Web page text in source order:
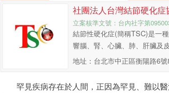
社團法人台灣結節硬化症
立案核準文號：台內社字第
結節性硬化症(簡稱TSC)是一
響腦、腎、心臟、肺、肝臟及
地址：台北市中正區衡陽路6
罕見疾病存在於人間，正因為罕見、難以